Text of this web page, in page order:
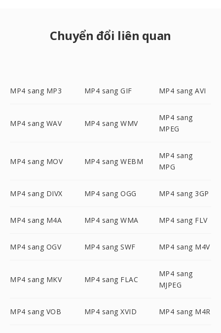
Chuyển đổi liên quan
MP4 sang MP3 MP4 sang GIF MP4 sang AVI
MP4 sang WAV MP4 sang WMV
MP4 sang
MPEG
MP4 sang MOV MP4 sang WEBM
MP4 sang
MPG
MP4 sang DIVX MP4 sang OGG MP4 sang 3GP
MP4 sang M4A MP4 sang WMA MP4 sang FLV
MP4 sang OGV MP4 sang SWF MP4 sang M4V
MP4 sang MKV MP4 sang FLAC
MP4 sang
MJPEG
MP4 sang VOB MP4 sang XVID MP4 sang M4R